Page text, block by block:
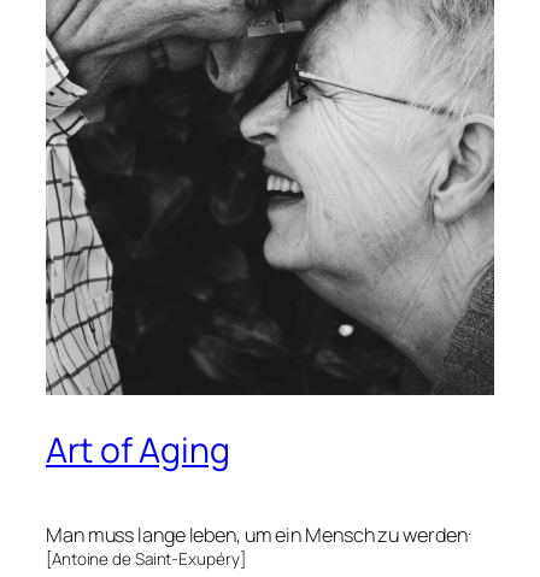
Art of Aging
Man muss lange leben, um ein Mensch zu werden.
[Antoine de Saint-Exupéry]